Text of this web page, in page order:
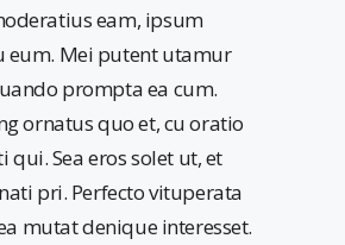
eam, ipsum
eum. Mei putent utamur
prompta ea cum.
ornatus quo et, cu oratio
qui. Sea eros solet ut, et
pri. Perfecto vituperata
mutat denique interesset.